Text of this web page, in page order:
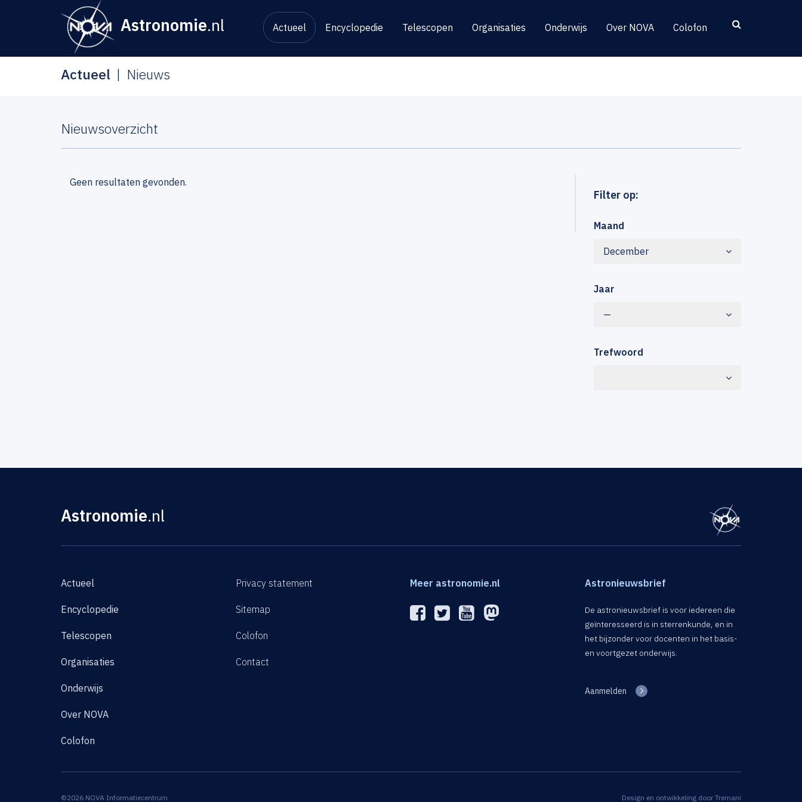
Astronomie.nl Actueel Encyclopedie Telescopen Organisaties Onderwijs Over NOVA Colofon
Actueel Nieuws
Nieuwsoverzicht
Filter op:
Maand
December
Jaar
—
Trefwoord
Geen resultaten gevonden.
Astronomie.nl
Actueel
Encyclopedie
Telescopen
Organisaties
Onderwijs
Over NOVA
Colofon
Privacy statement
Sitemap
Colofon
Contact
Meer astronomie.nl Astronieuwsbrief
De astronieuwsbrief is voor iedereen die
geïnteresseerd is in sterrenkunde, en in
het bijzonder voor docenten in het basis-
en voortgezet onderwijs.
Aanmelden
©2026 NOVA Informatiecentrum Design en ontwikkeling door Tremani